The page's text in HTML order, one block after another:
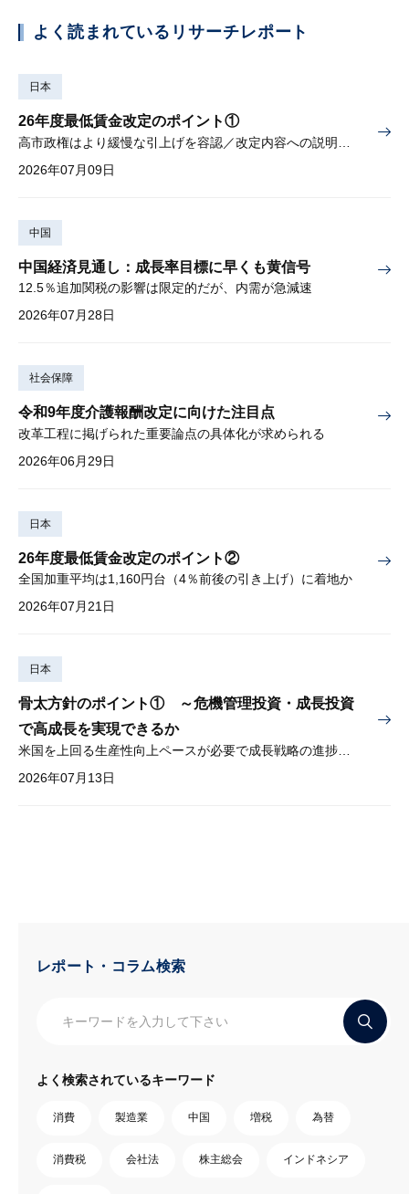
よく読まれているリサーチレポート
日本
26年度最低賃金改定のポイント①
2026年07月09日
中国
中国経済見通し：成長率目標に早くも黄信号
12.5％追加関税の影響は限定的だが、内需が急減速
2026年07月28日
社会保障
令和9年度介護報酬改定に向けた注目点
改革工程に掲げられた重要論点の具体化が求められる
2026年06月29日
日本
26年度最低賃金改定のポイント②
全国加重平均は1,160円台（4％前後の引き上げ）に着地か
2026年07月21日
日本
骨太方針のポイント① ～危機管理投資・成長投資
で高成長を実現できるか
2026年07月13日
レポート・コラム検索
よく検索されているキーワード
消費 製造業 中国 増税 為替
消費税 会社法 株主総会 インドネシア